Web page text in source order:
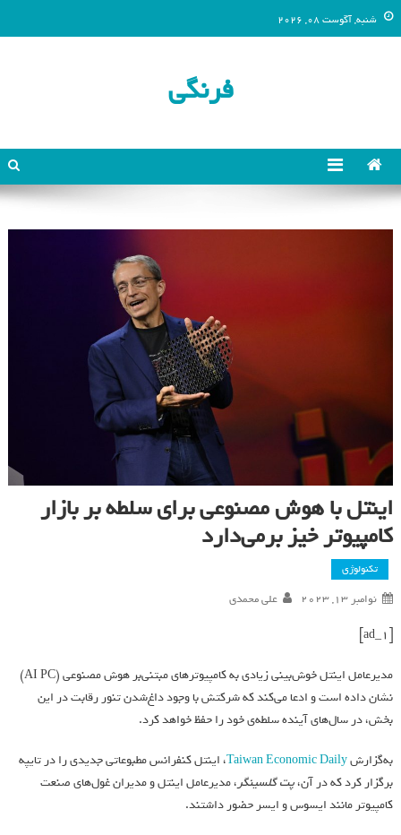
شنبه, آگوست 08, 2026
فرنگی
اینتل با هوش مصنوعی برای سلطه بر بازار
کامپیوتر خیز برمی‌دارد
تکنولوژی
نوامبر 13, 2023 علی محمدی
مدیرعامل اینتل خوش‌بینی زیادی به کامپیوترهای مبتنی‌بر هوش مصنوعی (AI PC)
نشان داده است و ادعا می‌کند که شرکتش با وجود داغ‌شدن تنور رقابت در این
بخش، در سال‌های آینده سلطه‌ی خود را حفظ خواهد کرد.
به‌گزارشTaiwan Economic Daily
، اینتل کنفرانس مطبوعاتی جدیدی را در تایپه
برگزار کرد که در آن،پت گلسینگر، مدیرعامل اینتل و مدیران غول‌های صنعت
کامپیوتر مانند ایسوس و ایسر حضور داشتند.